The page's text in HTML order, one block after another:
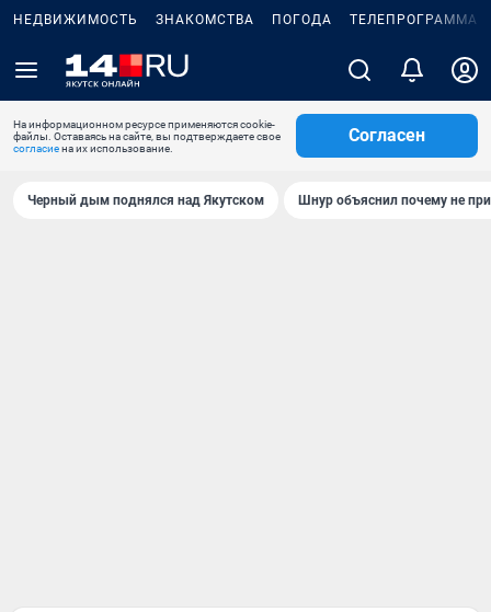
НЕДВИЖИМОСТЬ ЗНАКОМСТВА ПОГОДА ТЕЛЕПРОГРАММА
На информационном ресурсе применяются cookie-
файлы. Оставаясь на сайте, вы подтверждаете свое
согласиена их использование.
Согласен
Черный дым поднялся над Якутском Шнур объяснил почему не